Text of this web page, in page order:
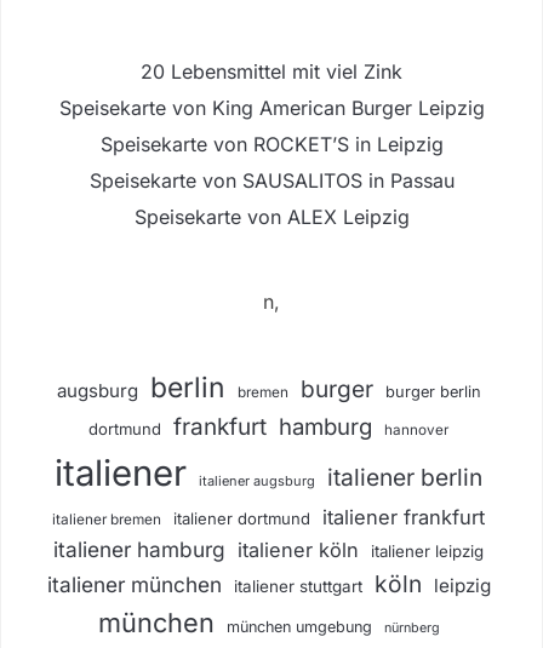
20 Lebensmittel mit viel Zink
Speisekarte von King American Burger Leipzig
Speisekarte von ROCKET’S in Leipzig
Speisekarte von SAUSALITOS in Passau
Speisekarte von ALEX Leipzig
n,
augsburg berlin bremen burger burger berlin
dortmund frankfurt hamburg hannover
italiener italiener augsburg italiener berlin
italiener bremen italiener dortmund italiener frankfurt
italiener hamburg italiener köln italiener leipzig
italiener münchen italiener stuttgart köln leipzig
münchen münchen umgebung nürnberg